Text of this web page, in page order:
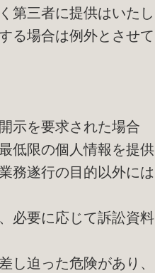
第三者に提供はいたし
る場合は例外とさせて
示を要求された場合
低限の個人情報を提供
務遂行の目的以外には
必要に応じて訴訟資料
迫った危険があり、